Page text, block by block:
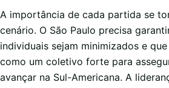
A importância de cada partida se
cenário. O São Paulo precisa
individuais sejam minimizados e
como um coletivo forte para
avançar na Sul-Americana. A